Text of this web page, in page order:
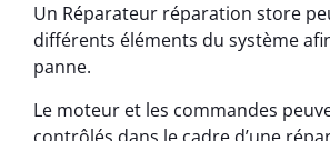
Un Réparateur réparation store
différents éléments du système
panne.
Le moteur et les commandes